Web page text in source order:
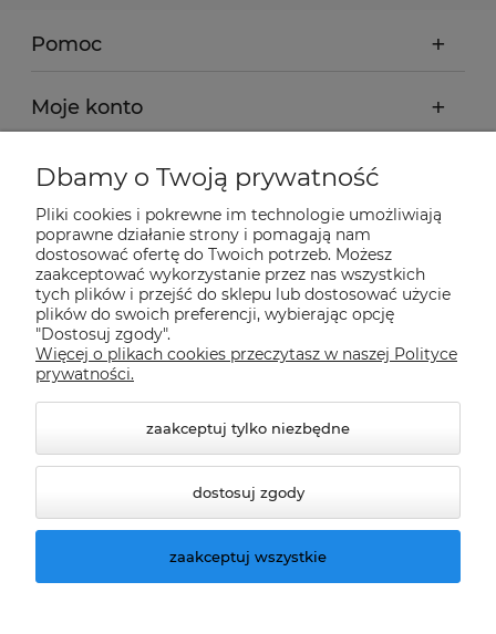
Pomoc
Moje konto
Płatności i dostawa
Informacje
O nas
Nasze sklepy Allegro
© 2026 climatools.pl. Wszelkie prawa zastrzeżone.
Dbamy o Twoją prywatność
Pliki cookies i pokrewne im technologie umożliwiają
poprawne działanie strony i pomagają nam
dostosować ofertę do Twoich potrzeb. Możesz
zaakceptować wykorzystanie przez nas wszystkich
tych plików i przejść do sklepu lub dostosować użycie
plików do swoich preferencji, wybierając opcję
"Dostosuj zgody".
Więcej o plikach cookies przeczytasz w naszej Polityce
prywatności.
zaakceptuj tylko niezbędne
dostosuj zgody
zaakceptuj wszystkie